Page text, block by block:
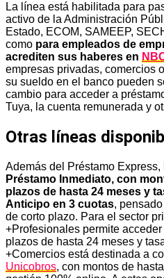
La línea está habilitada para
activo de la Administración
Estado, ECOM, SAMEEP,
como para empleados de
acrediten sus haberes en
empresas privadas, comercios
su sueldo en el banco pueden
cambio para acceder a
Tuya, la cuenta remunerada y
Otras líneas
Además del Préstamo Express,
Préstamo Inmediato, con
plazos de hasta 24 meses y
Anticipo en 3 cuotas,
de corto plazo. Para el sector
+Profesionales permite
plazos de hasta 24 meses y
+Comercios está destinada a
Unicobros, con montos de